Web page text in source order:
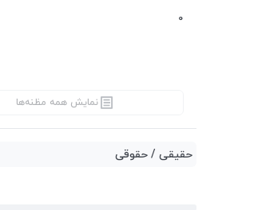
0
نمایش همه مظنه‌ها
حقیقی / حقوقی